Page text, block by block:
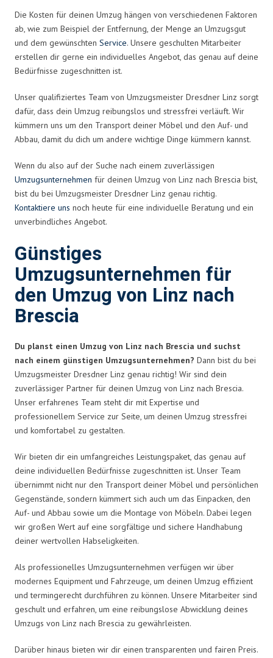
Die Kosten für deinen Umzug hängen von verschiedenen Faktoren
ab, wie zum Beispiel der Entfernung, der Menge an Umzugsgut
und dem gewünschten Service. Unsere geschulten Mitarbeiter
erstellen dir gerne ein individuelles Angebot, das genau auf deine
Bedürfnisse zugeschnitten ist.
Unser qualifiziertes Team von Umzugsmeister Dresdner Linz sorgt
dafür, dass dein Umzug reibungslos und stressfrei verläuft. Wir
kümmern uns um den Transport deiner Möbel und den Auf- und
Abbau, damit du dich um andere wichtige Dinge kümmern kannst.
Wenn du also auf der Suche nach einem zuverlässigen
Umzugsunternehmen für deinen Umzug von Linz nach Brescia bist,
bist du bei Umzugsmeister Dresdner Linz genau richtig.
Kontaktiere uns noch heute für eine individuelle Beratung und ein
unverbindliches Angebot.
Günstiges
Umzugsunternehmen für
den Umzug von Linz nach
Brescia
Du planst einen Umzug von Linz nach Brescia und suchst
nach einem günstigen Umzugsunternehmen? Dann bist du bei
Umzugsmeister Dresdner Linz genau richtig! Wir sind dein
zuverlässiger Partner für deinen Umzug von Linz nach Brescia.
Unser erfahrenes Team steht dir mit Expertise und
professionellem Service zur Seite, um deinen Umzug stressfrei
und komfortabel zu gestalten.
Wir bieten dir ein umfangreiches Leistungspaket, das genau auf
deine individuellen Bedürfnisse zugeschnitten ist. Unser Team
übernimmt nicht nur den Transport deiner Möbel und persönlichen
Gegenstände, sondern kümmert sich auch um das Einpacken, den
Auf- und Abbau sowie um die Montage von Möbeln. Dabei legen
wir großen Wert auf eine sorgfältige und sichere Handhabung
deiner wertvollen Habseligkeiten.
Als professionelles Umzugsunternehmen verfügen wir über
modernes Equipment und Fahrzeuge, um deinen Umzug effizient
und termingerecht durchführen zu können. Unsere Mitarbeiter sind
geschult und erfahren, um eine reibungslose Abwicklung deines
Umzugs von Linz nach Brescia zu gewährleisten.
Darüber hinaus bieten wir dir einen transparenten und fairen Preis.